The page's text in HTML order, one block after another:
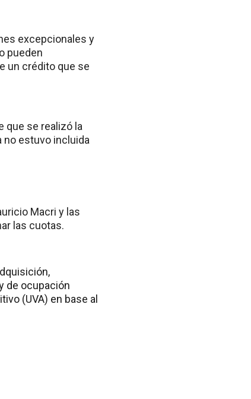
excepcionales y
pueden
un crédito que se
que se realizó la
no estuvo incluida
Macri y las
las cuotas.
de ocupación
(UVA) en base al